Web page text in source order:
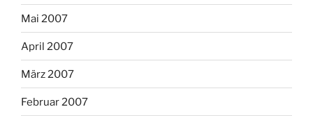
Mai 2007
April 2007
März 2007
Februar 2007